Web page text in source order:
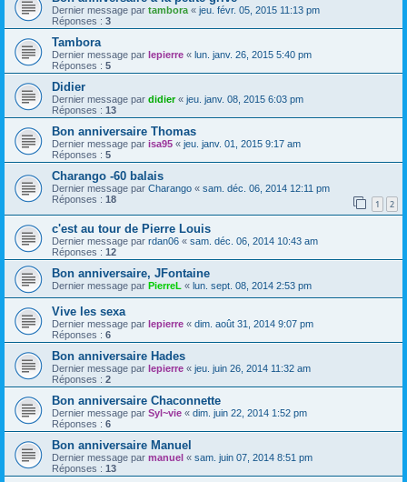
Dernier message par tambora « jeu. févr. 05, 2015 11:13 pm
Réponses : 3
Tambora
Dernier message par lepierre « lun. janv. 26, 2015 5:40 pm
Réponses : 5
Didier
Dernier message par didier« jeu. janv. 08, 2015 6:03 pm
Réponses : 13
Bon anniversaire Thomas
Dernier message par isa95 « jeu. janv. 01, 2015 9:17 am
Réponses : 5
Charango -60 balais
Dernier message par Charango « sam. déc. 06, 2014 12:11 pm
Réponses : 18 1 2
c'est au tour de Pierre Louis
Dernier message par rdan06 « sam. déc. 06, 2014 10:43 am
Réponses : 12
Bon anniversaire, JFontaine
Dernier message par PierreL « lun. sept. 08, 2014 2:53 pm
Vive les sexa
Dernier message par lepierre « dim. août 31, 2014 9:07 pm
Réponses : 6
Bon anniversaire Hades
Dernier message par lepierre « jeu. juin 26, 2014 11:32 am
Réponses : 2
Bon anniversaire Chaconnette
Dernier message par Syl~vie « dim. juin 22, 2014 1:52 pm
Réponses : 6
Bon anniversaire Manuel
Dernier message par manuel « sam. juin 07, 2014 8:51 pm
Réponses : 13